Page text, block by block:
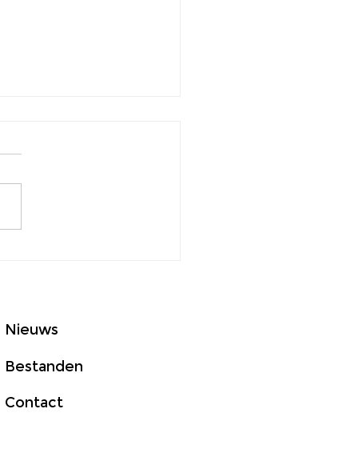
Bestanden
Nieuws
Contact